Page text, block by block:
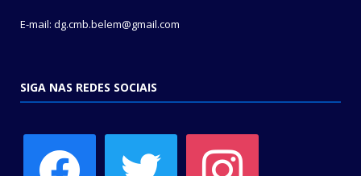
E-mail: dg.cmb.belem@gmail.com
SIGA NAS REDES SOCIAIS